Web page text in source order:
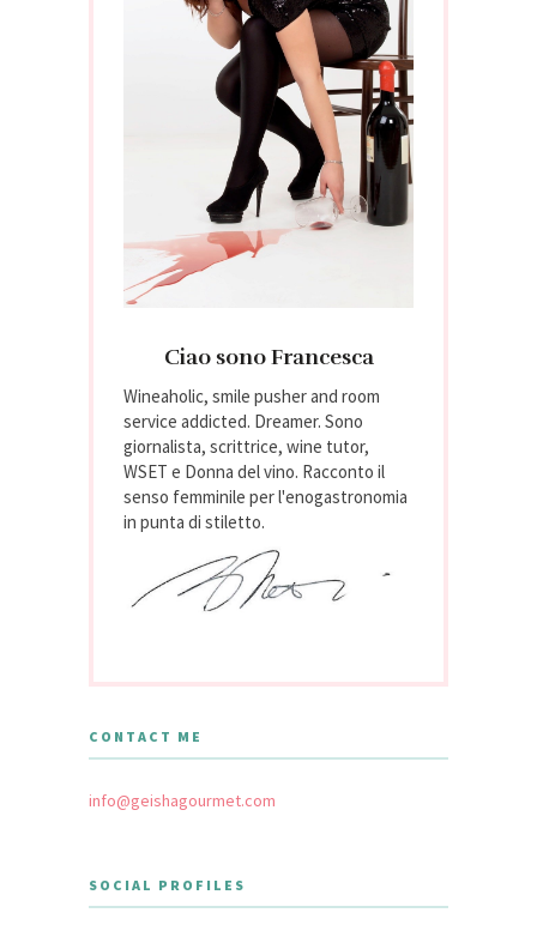
Ciao sono Francesca
Wineaholic, smile pusher and room
service addicted. Dreamer. Sono
giornalista, scrittrice, wine tutor,
WSET e Donna del vino. Racconto il
senso femminile per l'enogastronomia
in punta di stiletto.
CONTACT ME
info@geishagourmet.com
SOCIAL PROFILES